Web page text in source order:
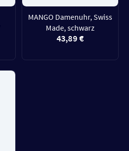
MANGO Damenuhr, Swiss
Made, schwarz
43,89 €